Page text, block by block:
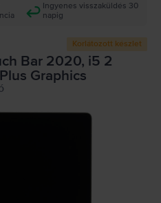
Ingyenes visszaküldés 30
napig
Korlátozott készlet
Bar 2020, i5 2
Graphics